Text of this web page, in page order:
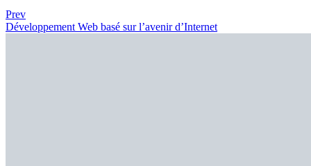
Prev
Développement Web basé sur l’avenir d’Internet